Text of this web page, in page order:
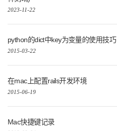
2023-11-22
python的dict中key为变量的使用技巧
2015-03-22
在mac上配置rails开发环境
2015-06-19
Mac快捷键记录